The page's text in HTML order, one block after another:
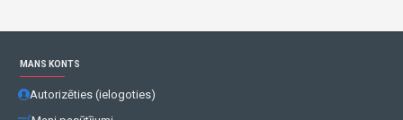
MANS KONTS
Autorizēties (ielogoties)